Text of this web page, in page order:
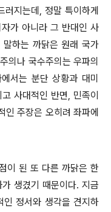
지는데, 정말 특이하게
가 아니라 그 반대인 사
말하는 까닭은 원래 국가
의나 국수주의는 우파의
서는 분단 상황과 대미
사대적인 반면, 민족이
인 주장은 오히려 좌파에
이 된 또 다른 까닭은 한
생겼기 때문이다. 지금
정서와 생각을 견지하